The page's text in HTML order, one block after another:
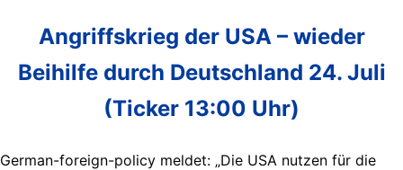
Angriffskrieg der USA – wieder
Beihilfe durch Deutschland 24. Juli
(Ticker 13:00 Uhr)
German-foreign-policy meldet: „Die USA nutzen für die